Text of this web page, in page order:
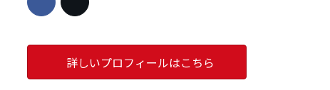
詳しいプロフィールはこちら